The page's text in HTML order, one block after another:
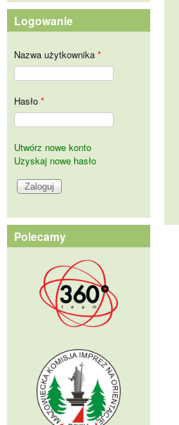
Logowanie
Nazwa użytkownika *
Hasło *
Utwórz nowe konto
Uzyskaj nowe hasło
Polecamy